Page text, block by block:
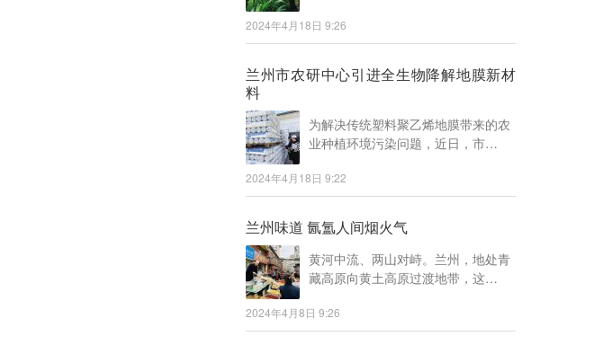
2024年4月18日 9:26
兰州市农研中心引进全生物降解地膜新材
料
为解决传统塑料聚乙烯地膜带来的农
业种植环境污染问题，近日，市…
2024年4月18日 9:22
兰州味道 氤氲人间烟火气
黄河中流、两山对峙。兰州，地处青
藏高原向黄土高原过渡地带，这…
2024年4月8日 9:26